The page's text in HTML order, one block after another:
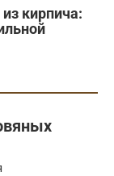
кирпича: